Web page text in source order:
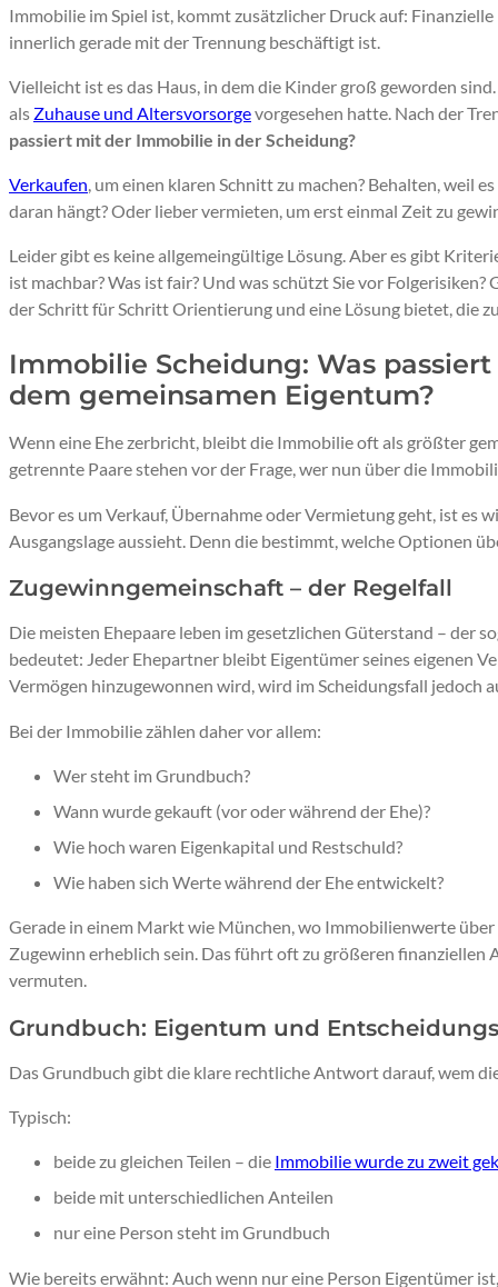
Immobilie im Spiel ist, kommt zusätzlicher Druck auf:
innerlich gerade mit der Trennung beschäftigt ist.
Vielleicht ist es das Haus, in dem die Kinder groß geworden
als Zuhause und Altersvorsorgevorgesehen hatte. Nach der
passiert mit der Immobilie in der Scheidung?
Verkaufen, um einen klaren Schnitt zu machen? Behalten, weil
daran hängt? Oder lieber vermieten, um erst einmal Zeit zu
Leider gibt es keine allgemeingültige Lösung. Aber es gibt
ist machbar? Was ist fair? Und was schützt Sie vor
der Schritt für Schritt Orientierung und eine Lösung bietet, die
Immobilie Scheidung: Was
dem gemeinsamen Eigentum?
Wenn eine Ehe zerbricht, bleibt die Immobilie oft als größter
getrennte Paare stehen vor der Frage, wer nun über die
Bevor es um Verkauf, Übernahme oder Vermietung geht, ist es
Ausgangslage aussieht. Denn die bestimmt, welche Optionen
Zugewinngemeinschaft – der Regelfall
Die meisten Ehepaare leben im gesetzlichen Güterstand – der
bedeutet: Jeder Ehepartner bleibt Eigentümer seines eigenen
Vermögen hinzugewonnen wird, wird im Scheidungsfall jedoch
Bei der Immobilie zählen daher vor allem:
Wer steht im Grundbuch?
Wann wurde gekauft (vor oder während der Ehe)?
Wie hoch waren Eigenkapital und Restschuld?
Wie haben sich Werte während der Ehe entwickelt?
Gerade in einem Markt wie München, wo Immobilienwerte über
Zugewinn erheblich sein. Das führt oft zu größeren finanziellen
vermuten.
Grundbuch: Eigentum und
Das Grundbuch gibt die klare rechtliche Antwort darauf, wem
Typisch:
beide zu gleichen Teilen – die Immobilie wurde zu zweit
beide mit unterschiedlichen Anteilen
nur eine Person steht im Grundbuch
Wie bereits erwähnt: Auch wenn nur eine Person Eigentümer